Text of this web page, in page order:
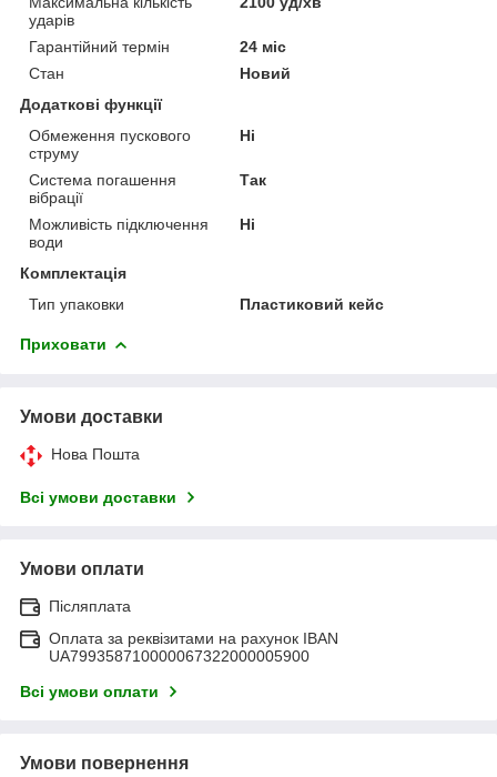
ударів
Гарантійний термін
24 міс
Стан
Новий
Додаткові функції
Обмеження пускового
струму
Ні
Система погашення
вібрації
Так
Можливість підключення
води
Ні
Комплектація
Тип упаковки
Пластиковий кейс
Приховати
Умови доставки
Нова Пошта
Всі умови доставки
Умови оплати
Післяплата
Оплата за реквізитами на рахунок IBAN
UA799358710000067322000005900
Всі умови оплати
Умови повернення